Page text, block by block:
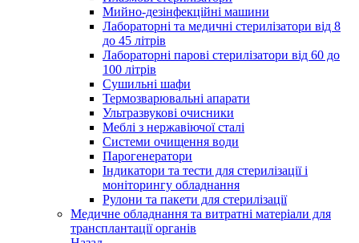
Мийно-дезінфекційні машини
Лабораторні та медичні стерилізатори від 8
до 45 літрів
Лабораторні парові стерилізатори від 60 до
100 літрів
Сушильні шафи
Термозварювальні апарати
Ультразвукові очисники
Меблі з нержавіючої сталі
Системи очищення води
Парогенератори
Індикатори та тести для стерилізації і
моніторингу обладнання
Рулони та пакети для стерилізації
Медичне обладнання та витратні матеріали для
трансплантації органів